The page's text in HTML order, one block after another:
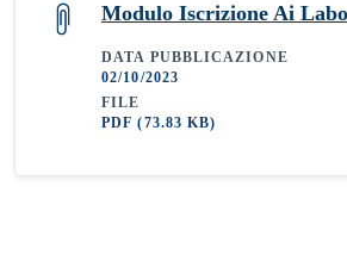
Modulo Iscrizione Ai
DATA PUBBLICAZIONE
02/10/2023
FILE
PDF(73.83 KB)